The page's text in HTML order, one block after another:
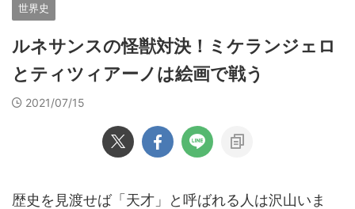
世界史
ルネサンスの怪獣対決！ミケランジェロ
とティツィアーノは絵画で戦う
2021/07/15
歴史を見渡せば「天才」と呼ばれる人は沢山いま